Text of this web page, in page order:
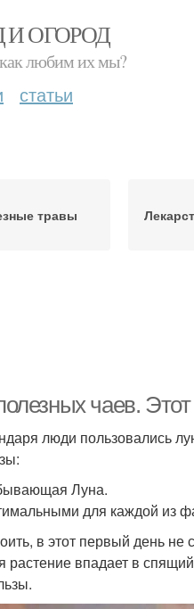
ОГОРОД
любим их мы?
статьи
травы
чаев.
люди пользовались
Луна.
для каждой из
в этот первый день
растение впадает в